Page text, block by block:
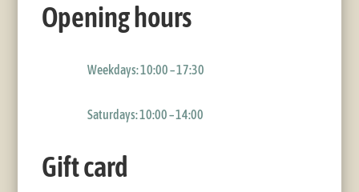
Opening hours
Weekdays: 10:00 – 17:30
Saturdays: 10:00 – 14:00
Gift card